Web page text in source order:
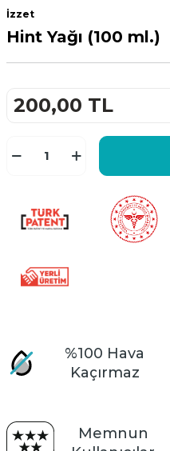
İzzet
Hint Yağı (100 ml.)
200,00 TL
%100 Hava
Kaçırmaz
Memnun